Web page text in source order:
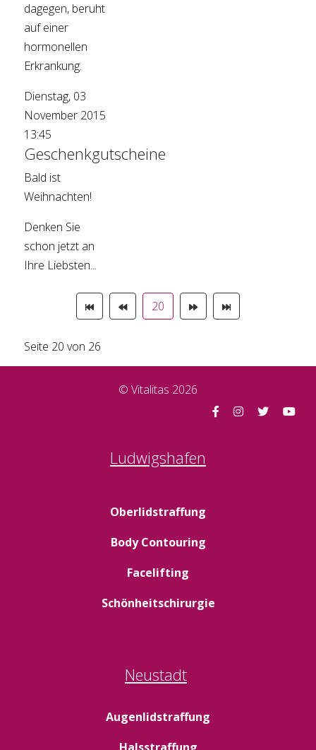
dagegen, beruht
auf einer
hormonellen
Erkrankung.
Dienstag, 03
November 2015
13:45
Geschenkgutscheine
Bald ist
Weihnachten!
Denken Sie
schon jetzt an
Ihre Liebsten...
20
Seite 20 von 26
© Vitalitas 2026
Ludwigshafen
Oberlidstraffung
Body Contouring
Facelifting
Schönheitschirurgie
Neustadt
Augenlidstraffung